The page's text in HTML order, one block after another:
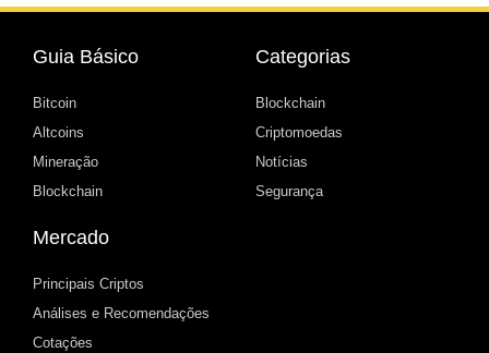
Guia Básico
Bitcoin
Altcoins
Mineração
Blockchain
Categorias
Blockchain
Criptomoedas
Notícias
Segurança
Mercado
Principais Criptos
Análises e Recomendações
Cotações